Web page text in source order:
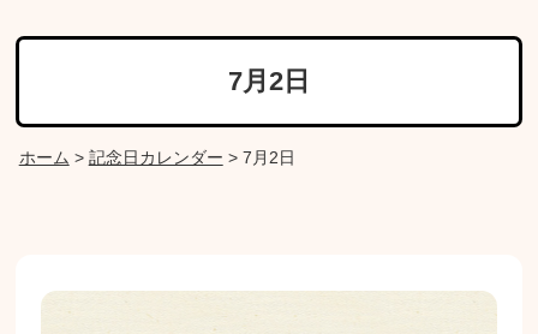
7月2日
ホーム > 記念日カレンダー > 7月2日